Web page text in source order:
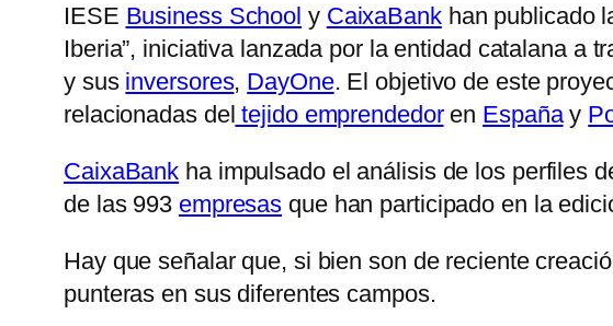
IESE Business School y CaixaBankhan publicado
Iberia”, iniciativa lanzada por la entidad catalana a
y sus inversores, DayOne. El objetivo de este
relacionadas del tejido emprendedoren Españay
CaixaBank ha impulsado el análisis de los perfiles
de las 993 empresas que han participado en la
Hay que señalar que, si bien son de reciente
punteras en sus diferentes campos.